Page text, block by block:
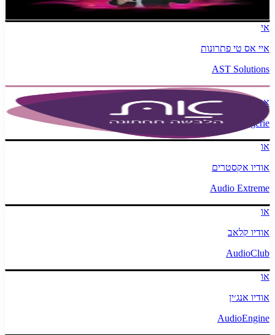
Assaf Salomon Mentalist
אי
איי אס טי פתרונות
AST Solutions
את הלבשה תחתונה
At Lingerie
או
אודיו אקסטרים
Audio Extreme
או
אודיו קלאב
AudioClub
או
אודיו אנג׳ין
AudioEngine